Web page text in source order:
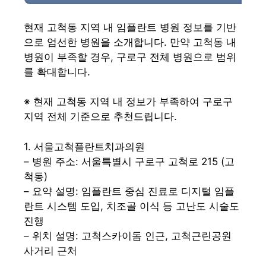
현재 고척동 지역 내 임플란트 병원 정보를 기반
으로 엄선한 병원을 소개합니다. 만약 고척동 내
병원이 부족할 경우, 구로구 전체 병원으로 범위
를 확대합니다.
※ 현재 고척동 지역 내 정보가 부족하여 구로구
지역 전체 기준으로 추천드립니다.
1. 서울고척플란트치과의원
– 병원 주소: 서울특별시 구로구 고척로 215 (고
척동)
– 요약 설명: 임플란트 중심 진료로 디지털 임플
란트 시스템 도입, 치조골 이식 등 고난도 시술도
진행
– 위치 설명: 고척스카이돔 인근, 고척근린공원
사거리 근처